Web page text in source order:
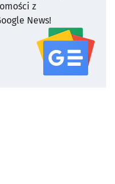
z
News!
serwisu